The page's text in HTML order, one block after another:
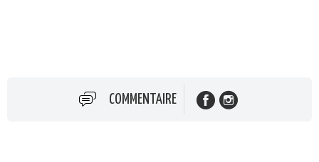
COMMENTAIRE